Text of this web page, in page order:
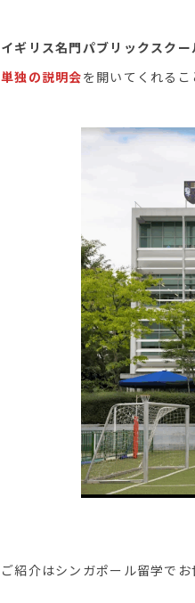
イギリス名門パブリックスクー
単独の説明会を開いてくれるこ
ご紹介はシンガポール留学で